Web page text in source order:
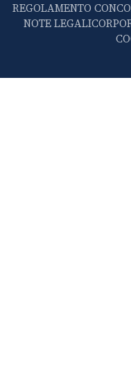
REGOLAMENTO
NOTE LEGALI